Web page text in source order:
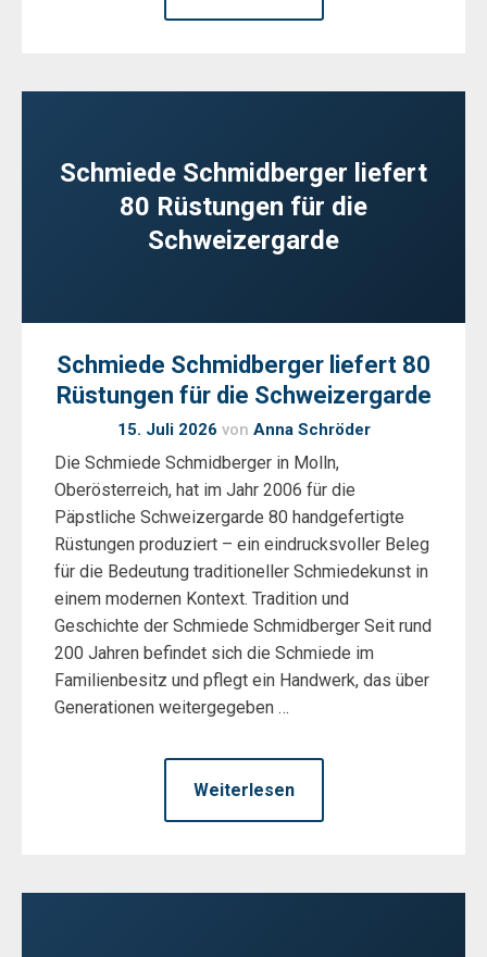
Schmiede Schmidberger liefert
80 Rüstungen für die
Schweizergarde
Schmiede Schmidberger liefert 80
Rüstungen für die Schweizergarde
15. Juli 2026 von Anna Schröder
Die Schmiede Schmidberger in Molln,
Oberösterreich, hat im Jahr 2006 für die
Päpstliche Schweizergarde 80 handgefertigte
Rüstungen produziert – ein eindrucksvoller Beleg
für die Bedeutung traditioneller Schmiedekunst in
einem modernen Kontext. Tradition und
Geschichte der Schmiede Schmidberger Seit rund
200 Jahren befindet sich die Schmiede im
Familienbesitz und pflegt ein Handwerk, das über
Generationen weitergegeben …
Weiterlesen